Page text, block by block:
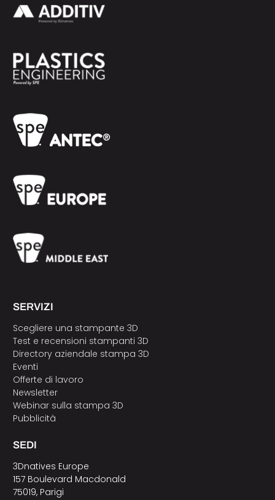
SERVIZI
Scegliere una stampante 3D
Test e recensioni stampanti 3D
Directory aziendale stampa 3D
Eventi
Offerte di lavoro
Newsletter
Webinar sulla stampa 3D
Pubblicità
SEDI
3Dnatives Europe
157 Boulevard Macdonald
75019, Parigi